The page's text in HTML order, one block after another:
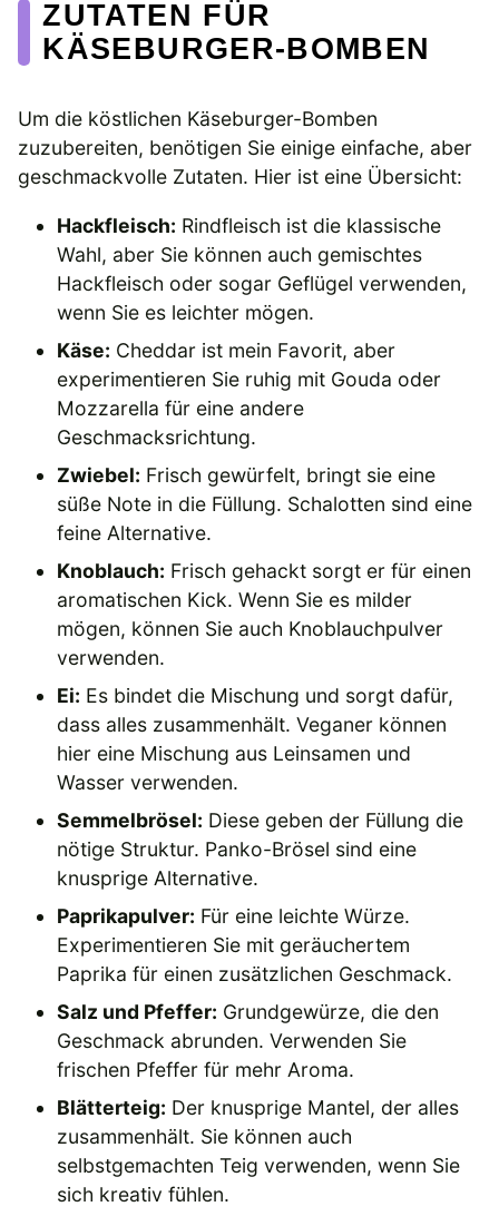
ZUTATEN FÜR
KÄSEBURGER-BOMBEN
Um die köstlichen Käseburger-Bomben
zuzubereiten, benötigen Sie einige einfache, aber
geschmackvolle Zutaten. Hier ist eine Übersicht:
Hackfleisch: Rindfleisch ist die klassische
Wahl, aber Sie können auch gemischtes
Hackfleisch oder sogar Geflügel verwenden,
wenn Sie es leichter mögen.
Käse: Cheddar ist mein Favorit, aber
experimentieren Sie ruhig mit Gouda oder
Mozzarella für eine andere
Geschmacksrichtung.
Zwiebel: Frisch gewürfelt, bringt sie eine
süße Note in die Füllung. Schalotten sind eine
feine Alternative.
Knoblauch: Frisch gehackt sorgt er für einen
aromatischen Kick. Wenn Sie es milder
mögen, können Sie auch Knoblauchpulver
verwenden.
Ei: Es bindet die Mischung und sorgt dafür,
dass alles zusammenhält. Veganer können
hier eine Mischung aus Leinsamen und
Wasser verwenden.
Semmelbrösel: Diese geben der Füllung die
nötige Struktur. Panko-Brösel sind eine
knusprige Alternative.
Paprikapulver: Für eine leichte Würze.
Experimentieren Sie mit geräuchertem
Paprika für einen zusätzlichen Geschmack.
Salz und Pfeffer: Grundgewürze, die den
Geschmack abrunden. Verwenden Sie
frischen Pfeffer für mehr Aroma.
Blätterteig: Der knusprige Mantel, der alles
zusammenhält. Sie können auch
selbstgemachten Teig verwenden, wenn Sie
sich kreativ fühlen.